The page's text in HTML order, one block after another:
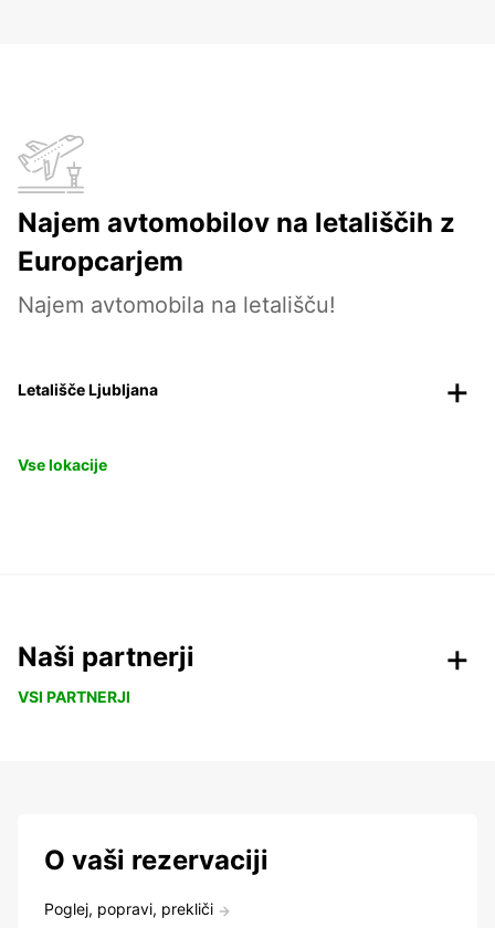
Najem avtomobilov na letališčih z
Europcarjem
Najem avtomobila na letališču!
Letališče Ljubljana
Vse lokacije
Naši partnerji
VSI PARTNERJI
O vaši rezervaciji
Poglej, popravi, prekliči